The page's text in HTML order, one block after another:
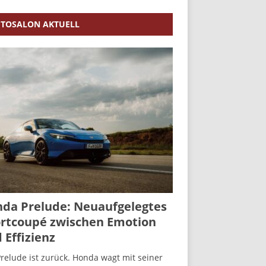
AKTUELL
Prelude: Neuaufgelegtes
zwischen Emotion
Effizienz
ist zurück. Honda wagt mit seiner